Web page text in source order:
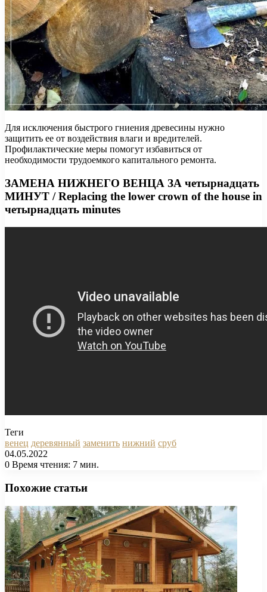
Для исключения быстрого гниения древесины нужно
защитить ее от воздействия влаги и вредителей.
Профилактические меры помогут избавиться от
необходимости трудоемкого капитального ремонта.
ЗАМЕНА НИЖНЕГО ВЕНЦА ЗА четырнадцать
МИНУТ / Replacing the lower crown of the house in
четырнадцать minutes
Теги
венец деревянный заменить нижний сруб
04.05.2022
0 Время чтения: 7 мин.
Похожие статьи